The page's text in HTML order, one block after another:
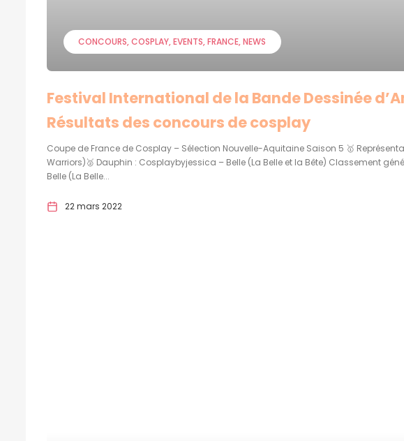
CONCOURS COSPLAY EVENTS FRANCE NEWS
Festival International de la Bande Dessinée
Résultats des concours de cosplay
Coupe de France de Cosplay – Sélection Nouvelle-Aquitaine Saison 5 🥇
Warriors)🥈 Dauphin : Cosplaybyjessica – Belle (La Belle et la Bête) Classement
Belle (La Belle...
22 mars 2022